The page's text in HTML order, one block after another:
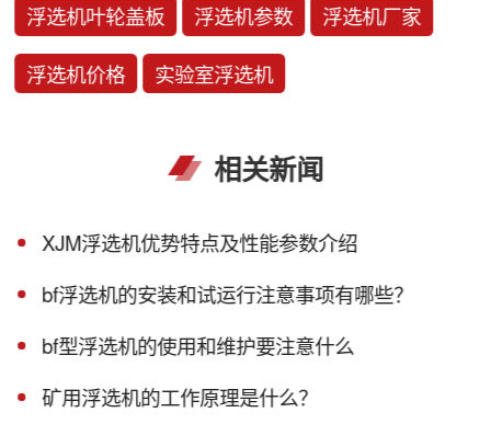
浮选机叶轮盖板 浮选机参数 浮选机厂家
浮选机价格 实验室浮选机
相关新闻
XJM浮选机优势特点及性能参数介绍
bf浮选机的安装和试运行注意事项有哪些？
bf型浮选机的使用和维护要注意什么
矿用浮选机的工作原理是什么？